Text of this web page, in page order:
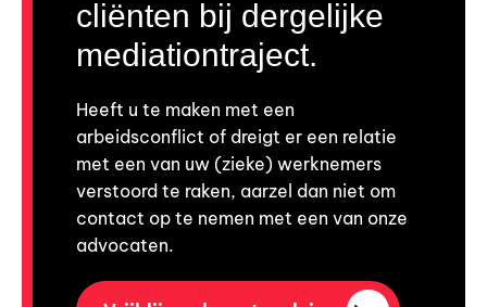
cliënten bij dergelijke
mediationtraject.
Heeft u te maken met een
arbeidsconflict of dreigt er een relatie
met een van uw (zieke) werknemers
verstoord te raken, aarzel dan niet om
contact op te nemen met een van onze
advocaten.